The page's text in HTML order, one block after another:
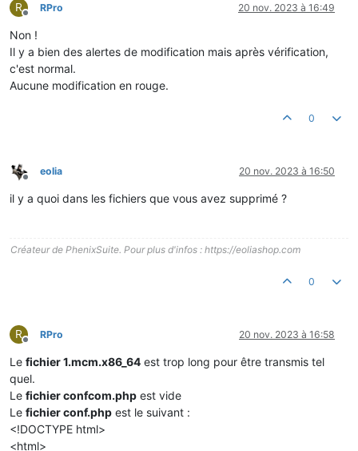
R
Hors-ligne
RPro 20 nov. 2023 à 16:49
Non !
Il y a bien des alertes de modification mais après vérification,
c'est normal.
Aucune modification en rouge.
0
Hors-ligne
eolia 20 nov. 2023 à 16:50
il y a quoi dans les fichiers que vous avez supprimé ?
Créateur de PhenixSuite. Pour plus d'infos : https://eoliashop.com
0
R
Hors-ligne
RPro 20 nov. 2023 à 16:58
Le fichier 1.mcm.x86_64 est trop long pour être transmis tel
quel.
Le fichier confcom.php est vide
Le fichier conf.php est le suivant :
<!DOCTYPE html>
<html>